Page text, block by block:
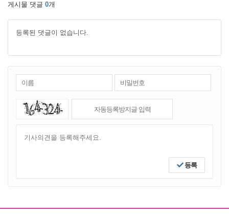
게시물 댓글 0개
등록된 댓글이 없습니다.
등록